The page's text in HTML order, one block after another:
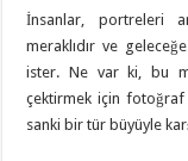
İnsanlar, portreleri
meraklıdır ve
ister. Ne var ki, bu
çektirmek için fotoğraf
sanki bir tür büyüyle